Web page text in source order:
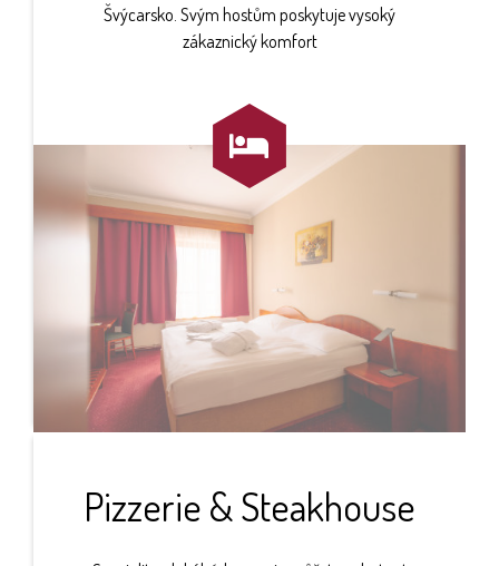
Švýcarsko. Svým hostům poskytuje vysoký
zákaznický komfort

Pizzerie & Steakhouse